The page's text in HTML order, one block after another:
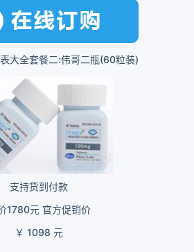
大全套餐二:伟哥二瓶(60粒装)
支持货到付款
1780元 官方促销价
￥ 1098 元